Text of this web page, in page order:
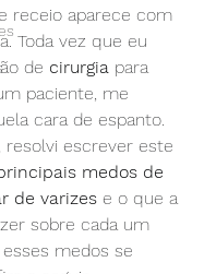
receio aparece com
Toda vez que eu
de cirurgia para
paciente, me
cara de espanto.
resolvi escrever este
medos de
de varizes e o que a
sobre cada um
medos se